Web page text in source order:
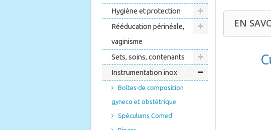
Hygiène et protection
Rééducation périnéale,
vaginisme
Sets, soins, contenants
Instrumentation inox
Boîtes de composition
gyneco et obstétrique
Spéculums Comed
EN